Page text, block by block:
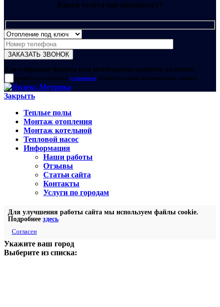
Какая услуга вас интересует?
Для отправки формы вам необходимо принять условия:
прочитал и согласен с условиями обработки своих персональных данных
Закрыть
Теплые полы
Монтаж отопления
Монтаж котельной
Тепловой насос
Информация
Наши работы
Отзывы
Статьи сайта
Контакты
Услуги по городам
Для улучшения работы сайта мы используем файлы cookie.
Подробнее здесь
Согласен
Укажите ваш город
Выберите из списка: